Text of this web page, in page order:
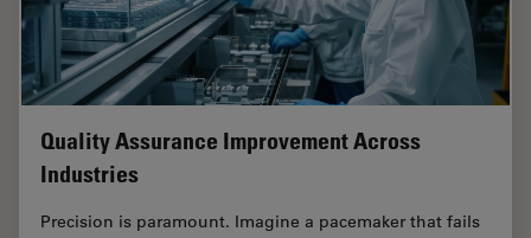
Quality Assurance Improvement Across
Industries
Precision is paramount. Imagine a pacemaker that fails